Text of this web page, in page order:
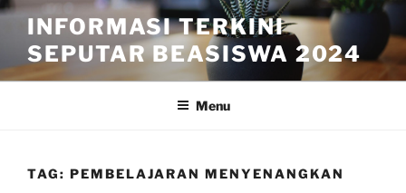
Skip
content
INFORMASI TERKINI
SEPUTAR BEASISWA 2024
Menu
TAG: PEMBELAJARAN MENYENANGKAN